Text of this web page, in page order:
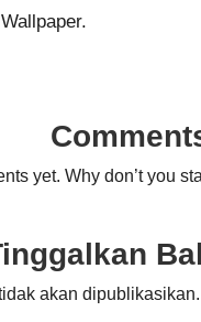
yet. Why don’t you
akan dipublikasikan.